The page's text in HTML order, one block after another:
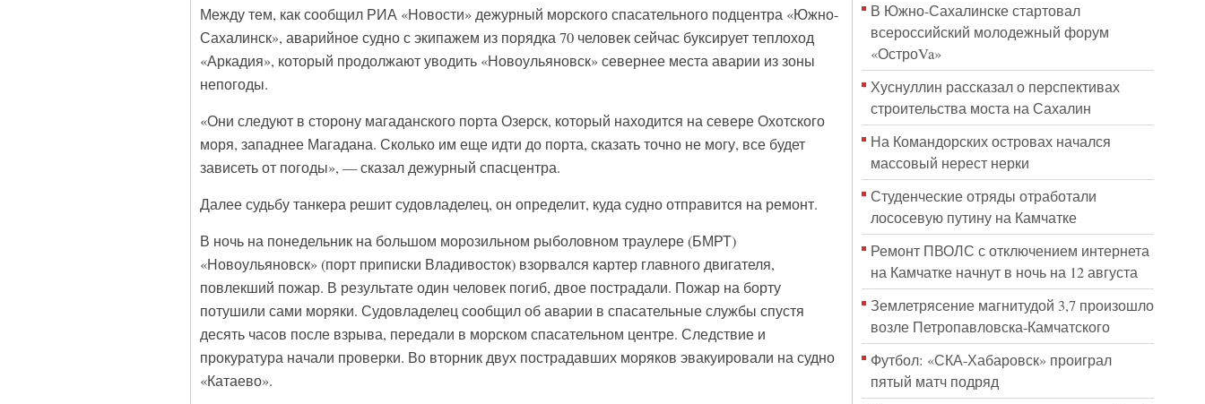
Между тем, как сообщил РИА «Новости» дежурный морского спасательного подцентра «Южно-
Сахалинск», аварийное судно с экипажем из порядка 70 человек сейчас буксирует теплоход
«Аркадия», который продолжают уводить «Новоульяновск» севернее места аварии из зоны
непогоды.
«Они следуют в сторону магаданского порта Озерск, который находится на севере Охотского
моря, западнее Магадана. Сколько им еще идти до порта, сказать точно не могу, все будет
зависеть от погоды», — сказал дежурный спасцентра.
Далее судьбу танкера решит судовладелец, он определит, куда судно отправится на ремонт.
В ночь на понедельник на большом морозильном рыболовном траулере (БМРТ)
«Новоульяновск» (порт приписки Владивосток) взорвался картер главного двигателя,
повлекший пожар. В результате один человек погиб, двое пострадали. Пожар на борту
потушили сами моряки. Судовладелец сообщил об аварии в спасательные службы спустя
десять часов после взрыва, передали в морском спасательном центре. Следствие и
прокуратура начали проверки. Во вторник двух пострадавших моряков эвакуировали на судно
«Катаево».
В Южно-Сахалинске стартовал
всероссийский молодежный форум
«ОстроVa»
Хуснуллин рассказал о перспективах
строительства моста на Сахалин
На Командорских островах начался
массовый нерест нерки
Студенческие отряды отработали
лососевую путину на Камчатке
Ремонт ПВОЛС с отключением интернета
на Камчатке начнут в ночь на 12 августа
Землетрясение магнитудой 3,7 произошло
возле Петропавловска-Камчатского
Футбол: «СКА-Хабаровск» проиграл
пятый матч подряд